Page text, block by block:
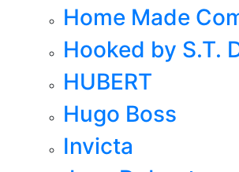
Home Made
Hooked by S.T.
HUBERT
Hugo Boss
Invicta